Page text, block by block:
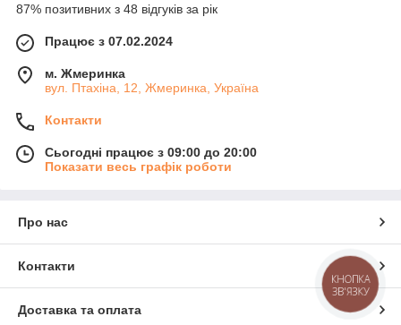
87% позитивних з 48 відгуків за рік
Працює з 07.02.2024
м. Жмеринка
вул. Птахіна, 12, Жмеринка, Україна
Контакти
Сьогодні працює з 09:00 до 20:00
Показати весь графік роботи
Про нас
Контакти
Доставка та оплата
КНОПКА
ЗВ'ЯЗКУ